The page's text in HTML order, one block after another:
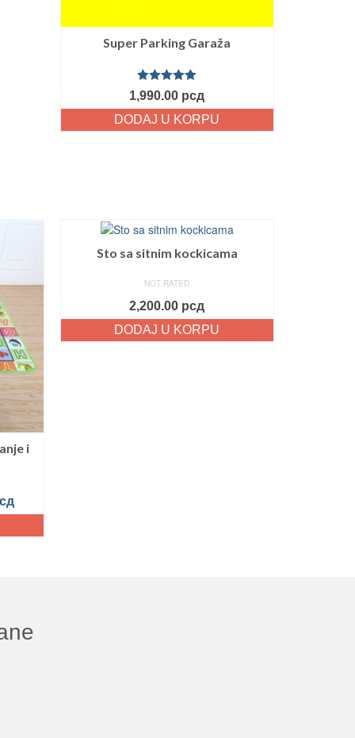
Super Parking Garaža
Ocenjeno
sa5.00 od
5
1,990.00 рсд
DODAJ U KORPU
i
Sto sa sitnim kockicama
NOT RATED
2,200.00 рсд
DODAJ U KORPU